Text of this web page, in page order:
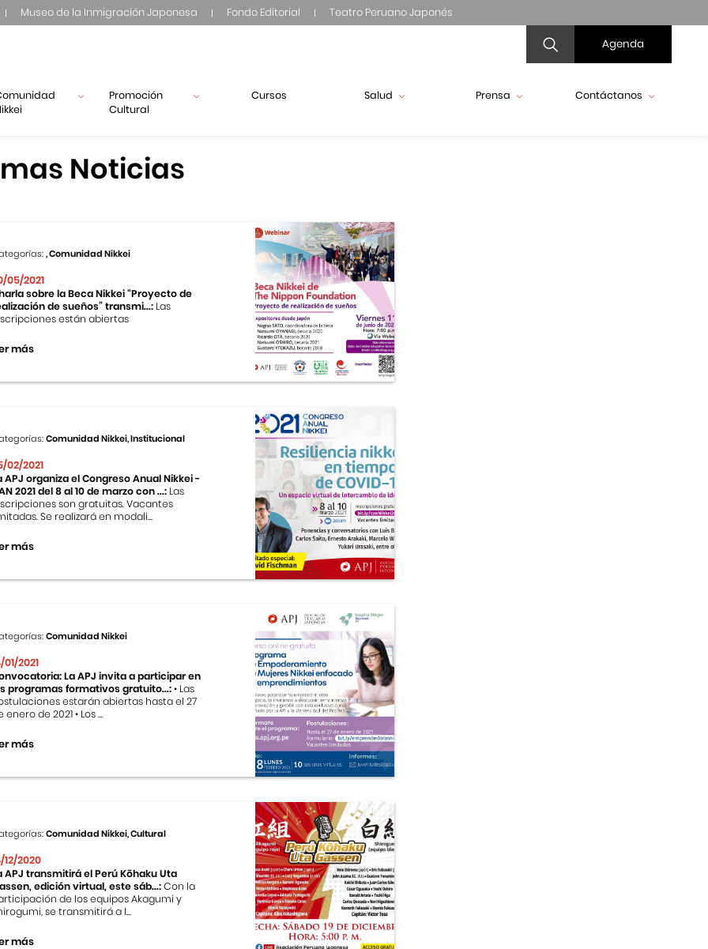
Museo de la Inmigración Japonesa Fondo Editorial Teatro Peruano Japonés
Agenda
Promoción
Cultural
Cursos Salud Prensa Contáctanos
Noticias
, Comunidad Nikkei
05/2021
sobre la Beca Nikkei “Proyecto de
de sueños” transmi...: Las
están abiertas
más
Comunidad Nikkei, Institucional
02/2021
APJ organiza el Congreso Anual Nikkei -
2021 del 8 al 10 de marzo con ...: Las
son gratuitas. Vacantes
Se realizará en modali...
más
Comunidad Nikkei
01/2021
La APJ invita a participar en
programas formativos gratuito...:• Las
estarán abiertas hasta el 27
enero de 2021 • Los ...
más
Comunidad Nikkei, Cultural
12/2020
APJ transmitirá el Perú Kōhaku Uta
edición virtual, este sáb...:Con la
de los equipos Akagumi y
se transmitirá a l...
más